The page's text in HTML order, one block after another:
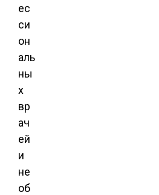
ес
си
он
аль
ны
х
вр
ач
ей
и
не
об